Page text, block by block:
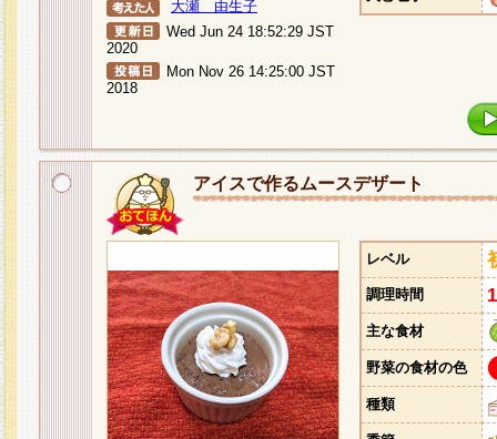
大瀬 由生子
Wed Jun 24 18:52:29 JST
2020
Mon Nov 26 14:25:00 JST
2018
アイスで作るムースデザート
レベル
調理時間
主な食材
野菜の食材の色
種類